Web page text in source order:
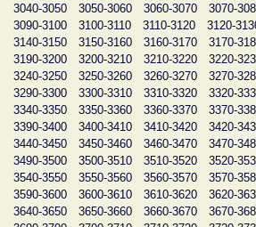
3040-3050
3050-3060 3060-3070 3070-
3090-3100
3100-3110 3110-3120 3120-
3140-3150
3150-3160 3160-3170 3170-
3190-3200
3200-3210 3210-3220 3220-
3240-3250
3250-3260 3260-3270 3270-
3290-3300
3300-3310 3310-3320 3320-
3340-3350
3350-3360 3360-3370 3370-
3390-3400
3400-3410 3410-3420 3420-
3440-3450
3450-3460 3460-3470 3470-
3490-3500
3500-3510 3510-3520 3520-
3540-3550
3550-3560 3560-3570 3570-
3590-3600
3600-3610 3610-3620 3620-
3640-3650
3650-3660 3660-3670 3670-